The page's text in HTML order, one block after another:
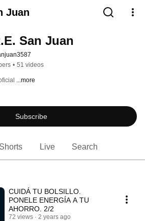
Juan
San Juan
• 51 videos
...more
Subscribe
Shorts Live Search
CUIDÁ TU BOLSILLO.
PONELE ENERGÍA A TU
AHORRO. 2/2
72 views 2 years ago